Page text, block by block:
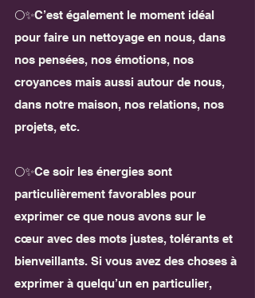
🌕✨C’est également le moment idéal
pour faire un nettoyage en nous, dans
nos pensées, nos émotions, nos
croyances mais aussi autour de nous,
dans notre maison, nos relations, nos
projets, etc.
🌕✨Ce soir les énergies sont
particulièrement favorables pour
exprimer ce que nous avons sur le
cœur avec des mots justes, tolérants et
bienveillants. Si vous avez des choses à
exprimer à quelqu’un en particulier,